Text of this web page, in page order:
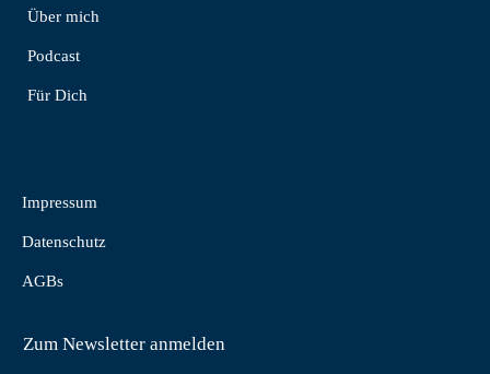
Über mich
Podcast
Für Dich
Impressum
Datenschutz
AGBs
Zum Newsletter anmelden